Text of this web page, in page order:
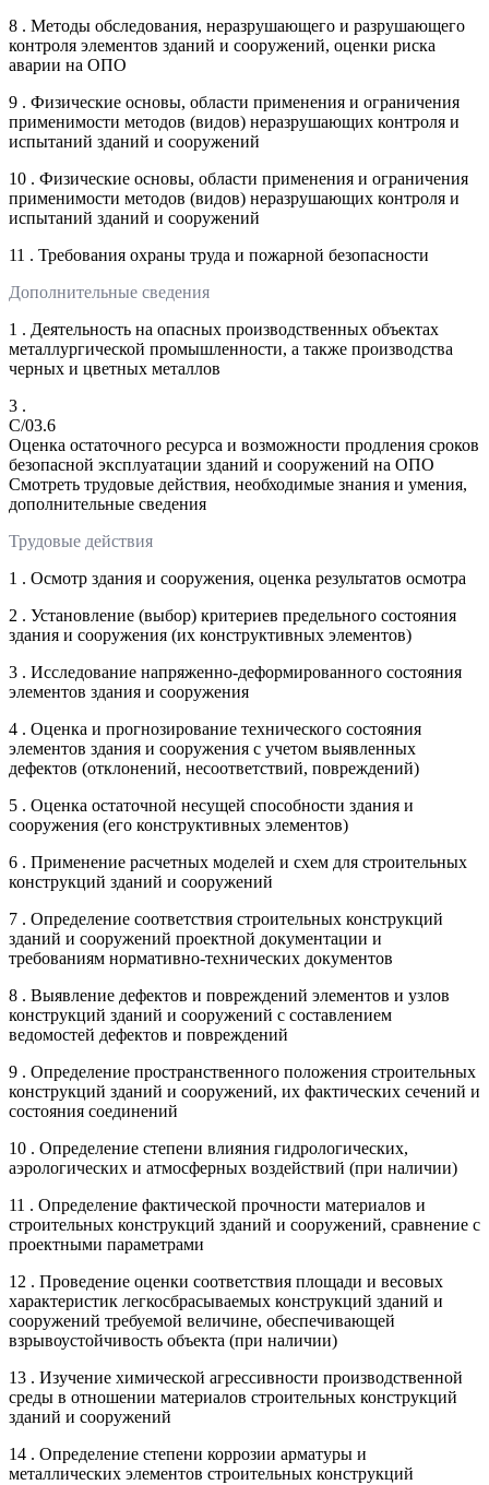
8 . Методы обследования, неразрушающего и разрушающего
контроля элементов зданий и сооружений, оценки риска
аварии на ОПО
9 . Физические основы, области применения и ограничения
применимости методов (видов) неразрушающих контроля и
испытаний зданий и сооружений
10 . Физические основы, области применения и ограничения
применимости методов (видов) неразрушающих контроля и
испытаний зданий и сооружений
11 . Требования охраны труда и пожарной безопасности
Дополнительные сведения
1 . Деятельность на опасных производственных объектах
металлургической промышленности, а также производства
черных и цветных металлов
3 .
C/03.6
Оценка остаточного ресурса и возможности продления сроков
безопасной эксплуатации зданий и сооружений на ОПО
Смотреть трудовые действия, необходимые знания и умения,
дополнительные сведения
Трудовые действия
1 . Осмотр здания и сооружения, оценка результатов осмотра
2 . Установление (выбор) критериев предельного состояния
здания и сооружения (их конструктивных элементов)
3 . Исследование напряженно-деформированного состояния
элементов здания и сооружения
4 . Оценка и прогнозирование технического состояния
элементов здания и сооружения с учетом выявленных
дефектов (отклонений, несоответствий, повреждений)
5 . Оценка остаточной несущей способности здания и
сооружения (его конструктивных элементов)
6 . Применение расчетных моделей и схем для строительных
конструкций зданий и сооружений
7 . Определение соответствия строительных конструкций
зданий и сооружений проектной документации и
требованиям нормативно-технических документов
8 . Выявление дефектов и повреждений элементов и узлов
конструкций зданий и сооружений с составлением
ведомостей дефектов и повреждений
9 . Определение пространственного положения строительных
конструкций зданий и сооружений, их фактических сечений и
состояния соединений
10 . Определение степени влияния гидрологических,
аэрологических и атмосферных воздействий (при наличии)
11 . Определение фактической прочности материалов и
строительных конструкций зданий и сооружений, сравнение с
проектными параметрами
12 . Проведение оценки соответствия площади и весовых
характеристик легкосбрасываемых конструкций зданий и
сооружений требуемой величине, обеспечивающей
взрывоустойчивость объекта (при наличии)
13 . Изучение химической агрессивности производственной
среды в отношении материалов строительных конструкций
зданий и сооружений
14 . Определение степени коррозии арматуры и
металлических элементов строительных конструкций